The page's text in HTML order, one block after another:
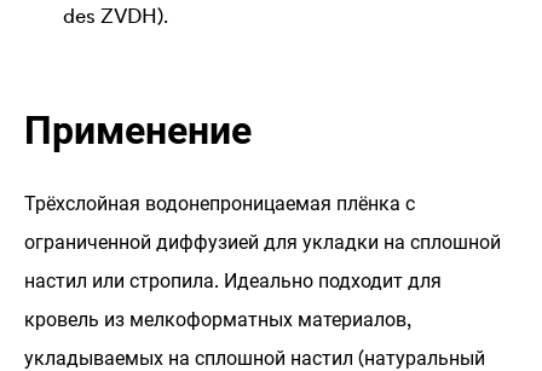
des ZVDH).
Применение
Трёхслойная водонепроницаемая плёнка с
ограниченной диффузией для укладки на сплошной
настил или стропила. Идеально подходит для
кровель из мелкоформатных материалов,
укладываемых на сплошной настил (натуральный